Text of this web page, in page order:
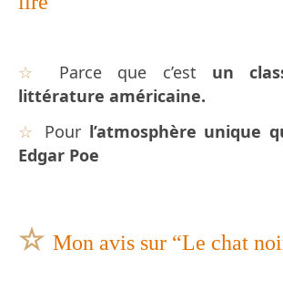
☆ Parce que c’est un
littérature américaine.
☆
Pourl’atmosphère unique
Edgar Poe
☆ Mon avis sur “Le chat